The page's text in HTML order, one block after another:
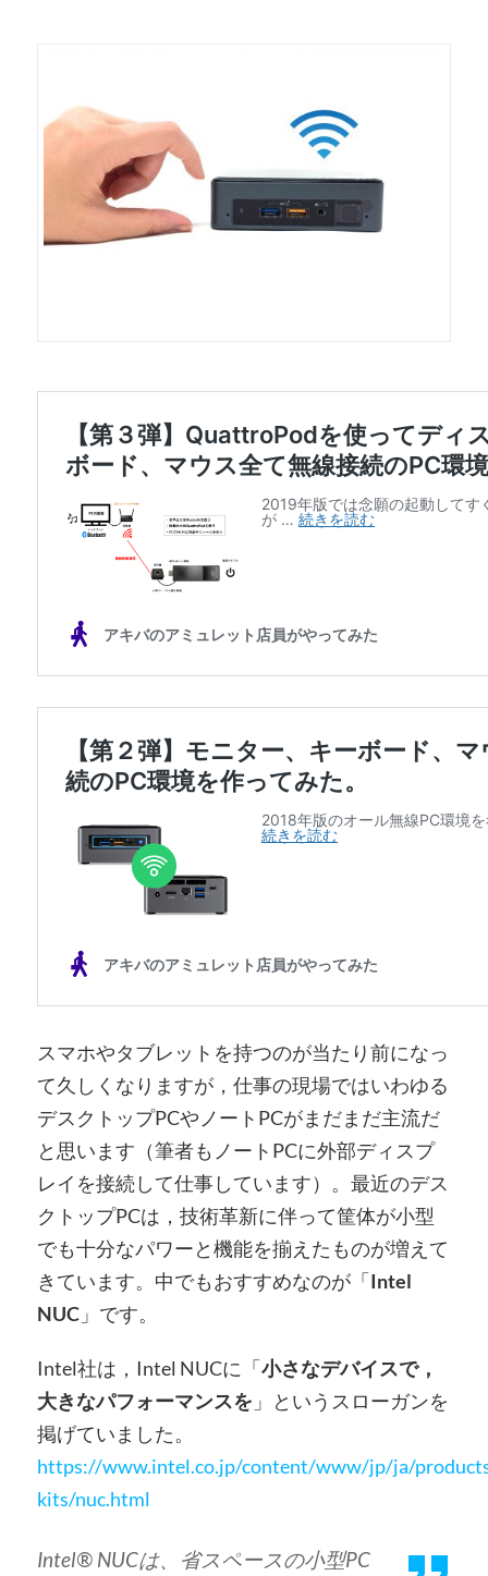
スマホやタブレットを持つのが当たり前になっ
て久しくなりますが，仕事の現場ではいわゆる
デスクトップPCやノートPCがまだまだ主流だ
と思います（筆者もノートPCに外部ディスプ
レイを接続して仕事しています）。最近のデス
クトップPCは，技術革新に伴って筐体が小型
でも十分なパワーと機能を揃えたものが増えて
きています。中でもおすすめなのが「Intel
NUC」です。
Intel社は，Intel NUCに「小さなデバイスで，
大きなパフォーマンスを 」というスローガンを
掲げていました。
https://www.intel.co.jp/content/www/jp/ja/
kits/nuc.html
Intel® NUCは、省スペースの小型PC